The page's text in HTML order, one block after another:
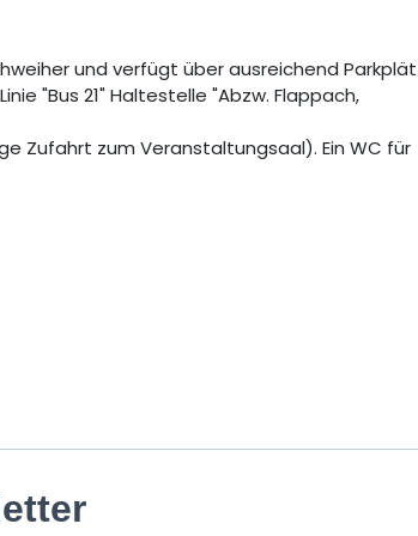
und verfügt über ausreichend
"Bus 21" Haltestelle "Abzw. Flappach,
Zufahrt zum Veranstaltungsaal). Ein WC für